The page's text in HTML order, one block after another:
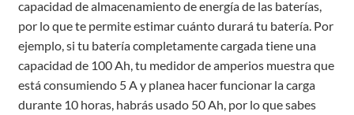
capacidad de almacenamiento de energía de las baterías,
por lo que te permite estimar cuánto durará tu batería. Por
ejemplo, si tu batería completamente cargada tiene una
capacidad de 100 Ah, tu medidor de amperios muestra que
está consumiendo 5 A y planea hacer funcionar la carga
durante 10 horas, habrás usado 50 Ah, por lo que sabes